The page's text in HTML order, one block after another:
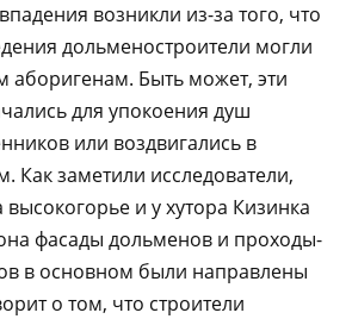
возникли из-за того, что
дольменостроители могли
аборигенам. Быть может, эти
для упокоения душ
или воздвигались в
Как заметили исследователи,
и у хутора Кизинка
фасады дольменов и проходы-
в основном были направлены
о том, что строители